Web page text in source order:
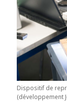
Dispositif de
(développement